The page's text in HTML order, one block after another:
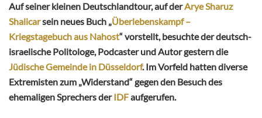
Auf seiner kleinen Deutschlandtour, auf derArye Sharuz
Shalicarsein neues Buch „Überlebenskampf –
Kriegstagebuch aus Nahost“ vorstellt, besuchte der deutsch-
israelische Politologe, Podcaster und Autor gestern die
Jüdische Gemeinde in Düsseldorf. Im Vorfeld hatten diverse
Extremisten zum „Widerstand“ gegen den Besuch des
ehemaligen Sprechers derIDFaufgerufen.